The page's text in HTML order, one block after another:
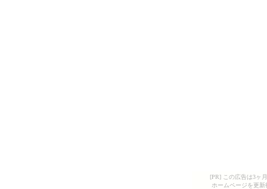
[PR] この広告は3ヶ
ホームページを更